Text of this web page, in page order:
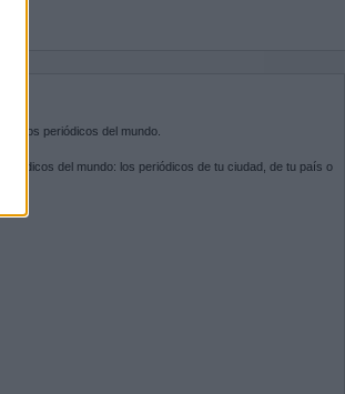
a los periódicos del mundo.
del mundo: los periódicos de tu ciudad, de tu país o